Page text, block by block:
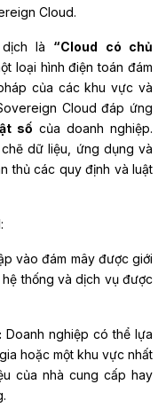
Cloud.
là “Cloud có chủ
loại hình điện toán đám
của các khu vực và
Cloud đáp ứng
số của doanh nghiệp.
dữ liệu, ứng dụng và
thủ các quy định và luật
:
vào đám mây được giới
thống và dịch vụ được
Doanh nghiệp có thể lựa
hoặc một khu vực nhất
của nhà cung cấp hay